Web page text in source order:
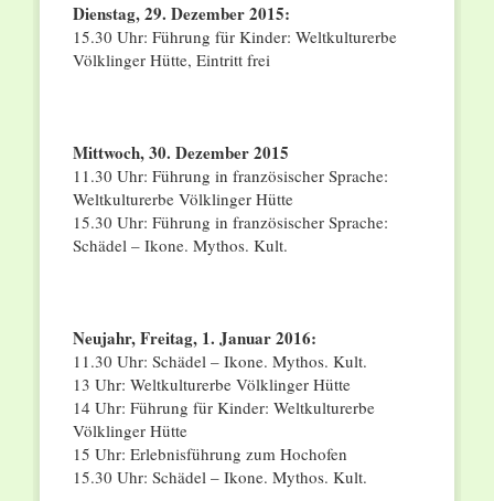
Dienstag, 29. Dezember 2015:
15.30 Uhr: Führung für Kinder: Weltkulturerbe
Völklinger Hütte, Eintritt frei
Mittwoch, 30. Dezember 2015
11.30 Uhr: Führung in französischer Sprache:
Weltkulturerbe Völklinger Hütte
15.30 Uhr: Führung in französischer Sprache:
Schädel – Ikone. Mythos. Kult.
Neujahr, Freitag, 1. Januar 2016:
11.30 Uhr: Schädel – Ikone. Mythos. Kult.
13 Uhr: Weltkulturerbe Völklinger Hütte
14 Uhr: Führung für Kinder: Weltkulturerbe
Völklinger Hütte
15 Uhr: Erlebnisführung zum Hochofen
15.30 Uhr: Schädel – Ikone. Mythos. Kult.